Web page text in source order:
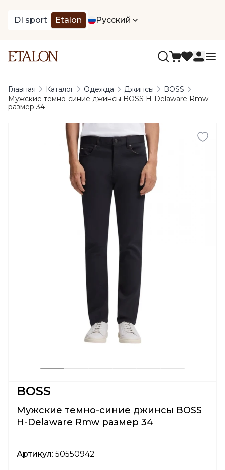
DI sport Etalon Русский
Главная Каталог Одежда Джинсы
BOSS
Мужские темно-синие джинсы BOSS H-Delaware Rmw
размер 34
BOSS
Мужские темно-синие джинсы BOSS
H-Delaware Rmw размер 34
Артикул: 50550942